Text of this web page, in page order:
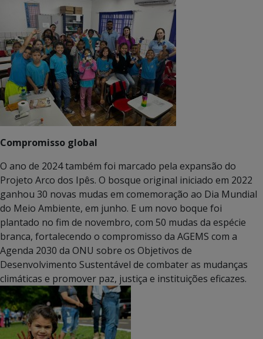
Compromisso global
O ano de 2024 também foi marcado pela expansão do
Projeto Arco dos Ipês. O bosque original iniciado em 2022
ganhou 30 novas mudas em comemoração ao Dia Mundial
do Meio Ambiente, em junho. E um novo boque foi
plantado no fim de novembro, com 50 mudas da espécie
branca, fortalecendo o compromisso da AGEMS com a
Agenda 2030 da ONU sobre os Objetivos de
Desenvolvimento Sustentável de combater as mudanças
climáticas e promover paz, justiça e instituições eficazes.